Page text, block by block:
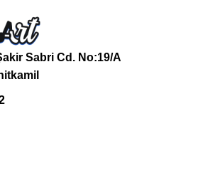
Sabri Cd. No:19/A